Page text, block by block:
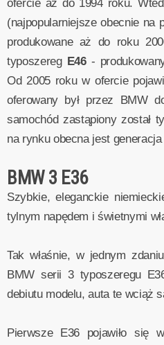
ofercie aż do 1994 roku.
(najpopularniejsze obecnie na
produkowane aż do roku
typoszereg E46-
Od 2005 roku w ofercie
oferowany był przez BMW
samochód zastąpiony został
na rynku obecna jest
BMW 3 E36
Szybkie, eleganckie
tylnym napędem i świetnymi
Tak właśnie, w jednym
BMW serii 3 typoszeregu
debiutu modelu, auta te wciąż
Pierwsze E36 pojawiło się